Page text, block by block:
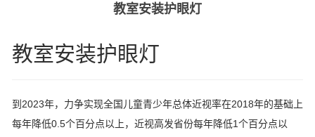
教室安装护眼灯
教室安装护眼灯
到2023年，力争实现全国儿童青少年总体近视率在2018年的基础上
每年降低0.5个百分点以上，近视高发省份每年降低1个百分点以